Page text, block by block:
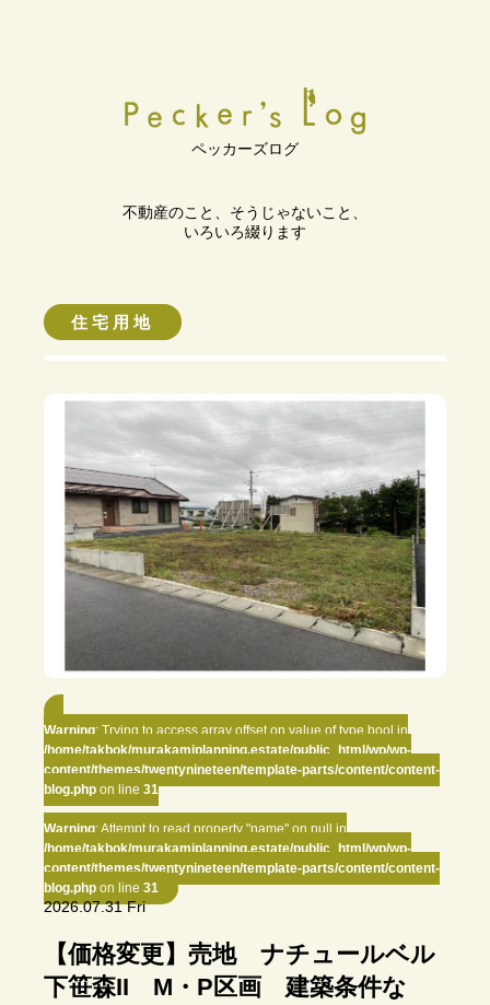
ペッカーズログ
不動産のこと、そうじゃないこと、
いろいろ綴ります
住宅用地
Warning: Trying to access array offset on value of type bool in
/home/takbok/murakamiplanning.estate/public_html/wp/wp-
content/themes/twentynineteen/template-parts/content/content-
blog.php on line 31
Warning: Attempt to read property "name" on null in
/home/takbok/murakamiplanning.estate/public_html/wp/wp-
content/themes/twentynineteen/template-parts/content/content-
blog.php on line 31
2026.07.31 Fri
【価格変更】売地 ナチュールベル
下笹森II M・P区画 建築条件な